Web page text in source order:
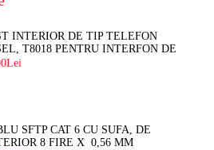
INTERIOR DE TIP TELEFON
T8018 PENTRU INTERFON DE
SFTP CAT 6 CU SUFA, DE
8 FIRE X 0,56 MM